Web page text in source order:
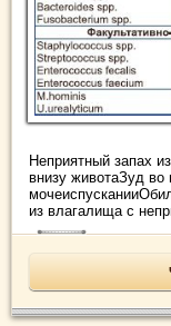
Неприятный запах
внизу животаЗуд
из влагалища с